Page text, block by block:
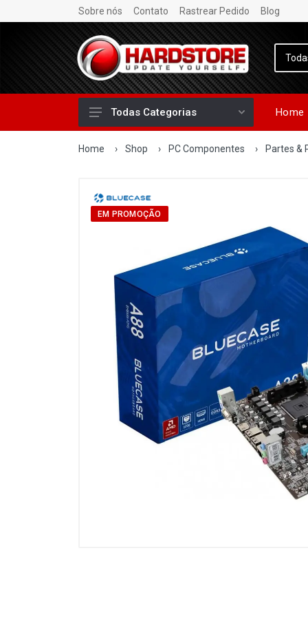
Sobre nós Contato Rastrear Pedido Blog
Todas Categorias Home
Home › Shop › PC Componentes › Partes &
EM PROMOÇÃO